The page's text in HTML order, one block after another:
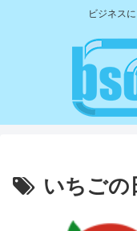
ビジネス
いちごの